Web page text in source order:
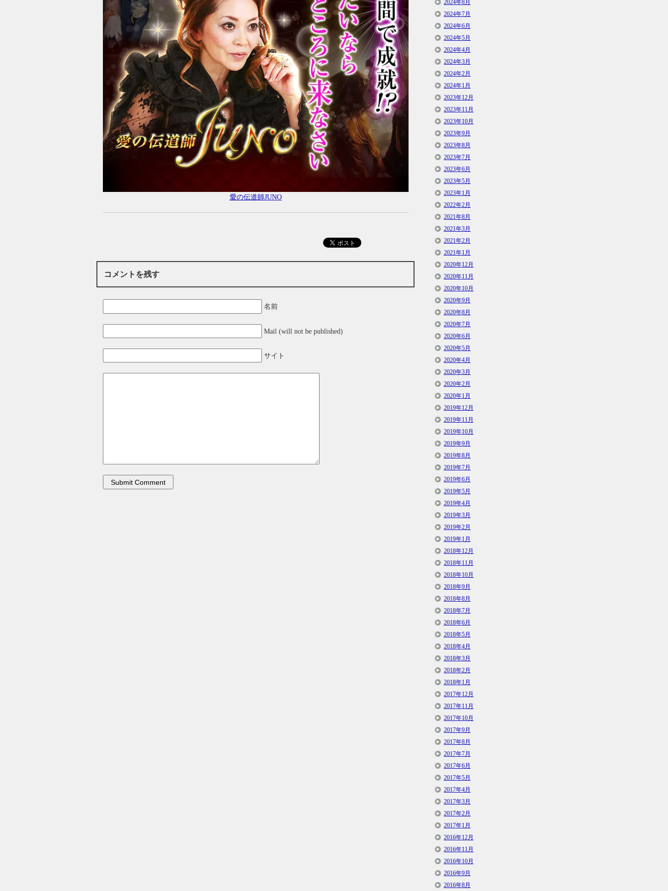
愛の伝道師JUNO
コメントを残す
名前
Mail (will not be published)
サイト
2024年8月
2024年7月
2024年6月
2024年5月
2024年4月
2024年3月
2024年2月
2024年1月
2023年12月
2023年11月
2023年10月
2023年9月
2023年8月
2023年7月
2023年6月
2023年5月
2023年1月
2022年2月
2021年8月
2021年3月
2021年2月
2021年1月
2020年12月
2020年11月
2020年10月
2020年9月
2020年8月
2020年7月
2020年6月
2020年5月
2020年4月
2020年3月
2020年2月
2020年1月
2019年12月
2019年11月
2019年10月
2019年9月
2019年8月
2019年7月
2019年6月
2019年5月
2019年4月
2019年3月
2019年2月
2019年1月
2018年12月
2018年11月
2018年10月
2018年9月
2018年8月
2018年7月
2018年6月
2018年5月
2018年4月
2018年3月
2018年2月
2018年1月
2017年12月
2017年11月
2017年10月
2017年9月
2017年8月
2017年7月
2017年6月
2017年5月
2017年4月
2017年3月
2017年2月
2017年1月
2016年12月
2016年11月
2016年10月
2016年9月
2016年8月